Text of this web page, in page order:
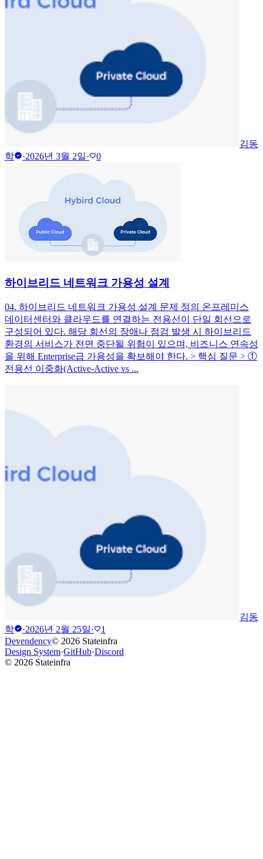
김동
학verified·2026년 3월 2일·favorite0
하이브리드 네트워크 가용성 설계
04. 하이브리드 네트워크 가용성 설계 문제 정의 온프레미스
데이터센터와 클라우드를 연결하는 전용선이 단일 회선으로
구성되어 있다. 해당 회선의 장애나 점검 발생 시 하이브리드
환경의 서비스가 전면 중단될 위험이 있으며, 비즈니스 연속성
을 위해 Enterprise급 가용성을 확보해야 한다. > 핵심 질문 > ①
전용선 이중화(Active-Active vs ...
김동
학verified·2026년 2월 25일·favorite1
Devendency© 2026 Stateinfra
Design System·GitHub·Discord
© 2026 Stateinfra